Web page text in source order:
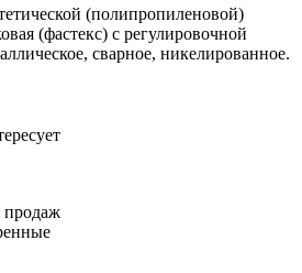
(полипропиленовой)
(фастекс) с регулировочной
сварное, никелированное.